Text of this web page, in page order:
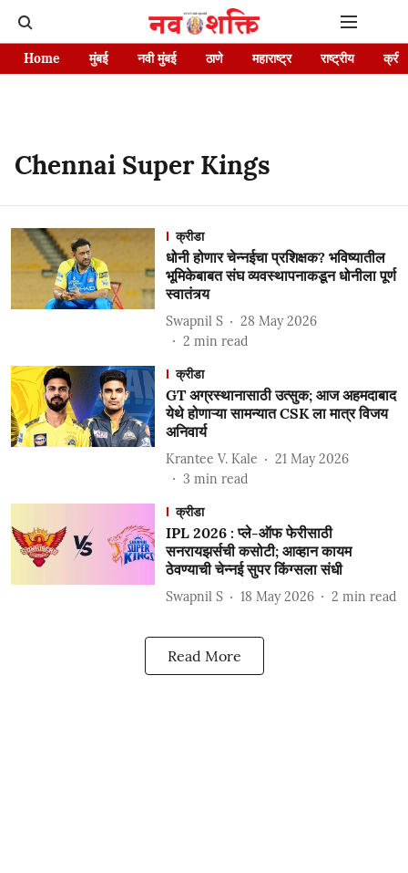
Home मुंबई नवी मुंबई ठाणे महाराष्ट्र राष्ट्रीय
Chennai Super Kings
क्रीडा
धोनी होणार चेन्नईचा प्रशिक्षक? भविष्यातील
भूमिकेबाबत संघ व्यवस्थापनाकडून धोनीला पूर्ण
स्वातंत्र्य
Swapnil S
28 May 2026
2 min read
क्रीडा
GT अग्रस्थानासाठी उत्सुक; आज अहमदाबाद
येथे होणाऱ्या सामन्यात CSK ला मात्र विजय
अनिवार्य
Krantee V. Kale
21 May 2026
3 min read
क्रीडा
IPL 2026 : प्ले-ऑफ फेरीसाठी
सनरायझर्सची कसोटी; आव्हान कायम
ठेवण्याची चेन्नई सुपर किंग्सला संधी
Swapnil S 18 May 2026 2 min read
Read More